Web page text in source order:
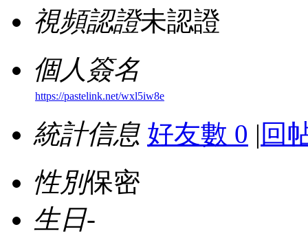
視頻認證未認證
個人簽名
https://pastelink.net/wxl5iw8e
統計信息 好友數 0 | 回
性別保密
生日-